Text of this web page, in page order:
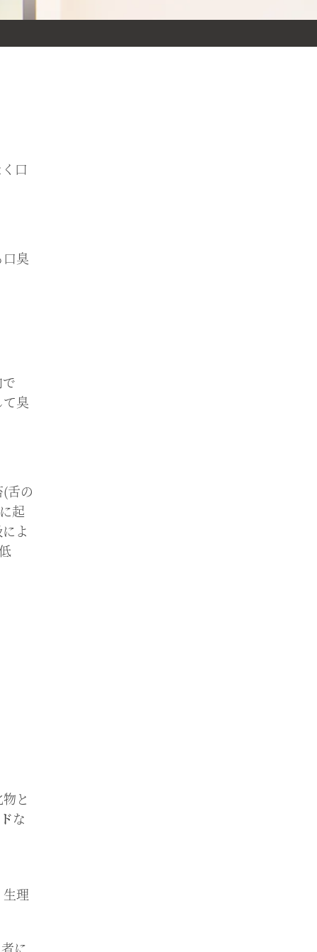
口
臭
臭
舌の
起
よ
と
な
理
に